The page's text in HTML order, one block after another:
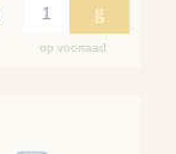
g
op voorraad